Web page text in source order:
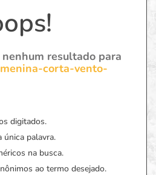
resultado para
corta-vento-
digitados.
única palavra.
na busca.
ao termo desejado.